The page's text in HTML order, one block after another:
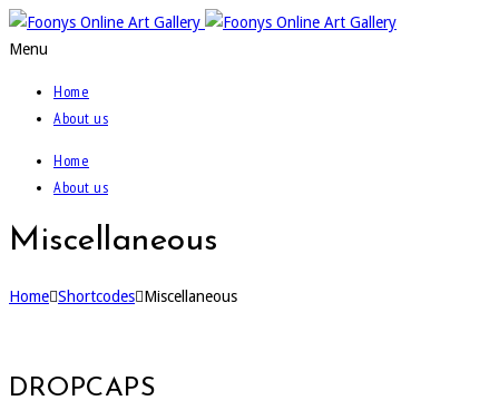
Menu
Home
About us
Home
About us
Miscellaneous
Home Shortcodes Miscellaneous
DROPCAPS